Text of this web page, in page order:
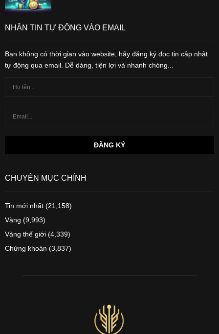
NHẬN TIN TỰ ĐỘNG VÀO EMAIL
Bạn không có thời gian vào website, hãy đăng ký đọc tin cập nhật
tự động qua email. Dễ dàng, tiện lợi và nhanh chóng...
CHUYÊN MỤC CHÍNH
Tin mới nhất (21,158)
Vàng (9,993)
Vàng thế giới (4,339)
Chứng khoán (3,837)